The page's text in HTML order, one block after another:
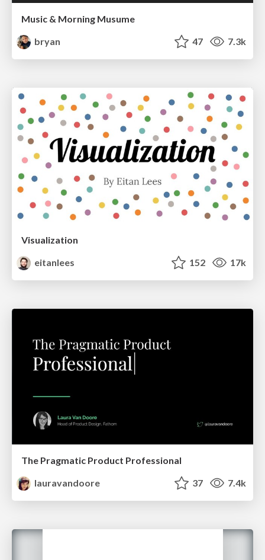
Music & Morning Musume
bryan
47 7.3k
Visualization
eitanlees
152 17k
The Pragmatic Product Professional
lauravandoore
37 7.4k